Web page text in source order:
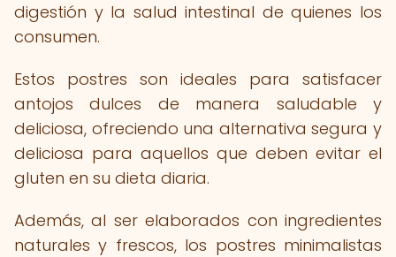
digestión y la salud intestinal de quienes los
consumen.
Estos postres son ideales para satisfacer
antojos dulces de manera saludable y
deliciosa, ofreciendo una alternativa segura y
deliciosa para aquellos que deben evitar el
gluten en su dieta diaria.
Además, al ser elaborados con ingredientes
naturales y frescos, los postres minimalistas